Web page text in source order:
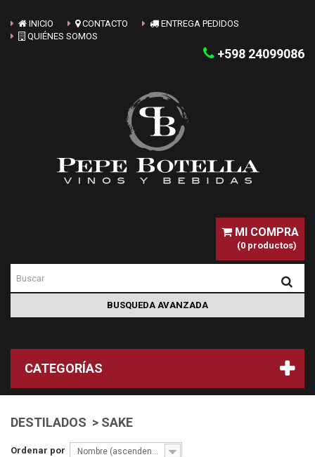
INICIO CONTACTO
ENTREGA PEDIDOS
QUIÉNES SOMOS
+598 24099086
MI COMPRA
(0 productos)
CATEGORÍAS
DESTILADOS > SAKE
Ordenar por Nombre (ascendente)